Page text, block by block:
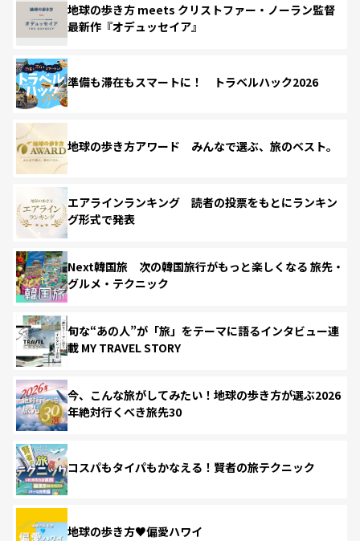
地球の歩き方 meets クリストファー・ノーラン監督
最新作『オデュッセイア』
準備も滞在もスマートに！ トラベルハック2026
地球の歩き方アワード みんなで選ぶ、旅のベスト。
エアラインランキング 読者の投票をもとにランキン
グ形式で発表
Next韓国旅 次の韓国旅行がもっと楽しくなる 旅先・
グルメ・テクニック
旬な“あの人”が「旅」をテーマに語るインタビュー連
載 MY TRAVEL STORY
今、こんな旅がしてみたい！地球の歩き方が選ぶ2026
年絶対行くべき旅先30
コスパもタイパもかなえる！賢者の旅テクニック
地球の歩き方♥偏愛ハワイ